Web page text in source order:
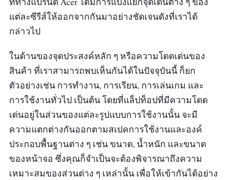
แต่ละซีรีส์ให้ออกจากกันมาอย่างชัดเจนดังที่เราได้
กล่าวไป
ในด้านของจุดประสงค์หลัก ๆ หรือความโดดเด่นของ
สินค้า ที่เราสามารถพบเห็นกันได้ในปัจจุบันนี้ ก็ยก
ตัวอย่างเช่น การทำงาน, การเรียน, การเล่นเกม และ
การใช้งานทั่วไป เป็นต้น โดยที่แล็ปท็อปที่มีความโดด
เด่นอยู่ในส่วนของแต่ละรูปแบบการใช้งานนั้น จะมี
ความแตกต่างกันออกตามสเปคการใช้งานและองค์
ประกอบพื้นฐานต่าง ๆ เช่น ขนาด, น้ำหนัก และขนาด
ของหน้าจอ ซึ่งคุณก็จำเป็นจะต้องพิจารณาถึงความ
เหมาะสมของส่วนต่าง ๆ เหล่านั้น เพื่อให้เข้ากันได้อย่าง